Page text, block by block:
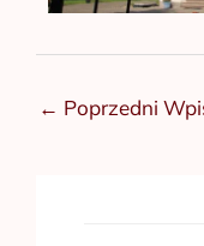
← Poprzedni